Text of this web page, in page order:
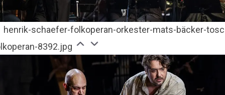
henrik-schaefer-folkoperan-orkester-mats-bäcker-
8392.jpg